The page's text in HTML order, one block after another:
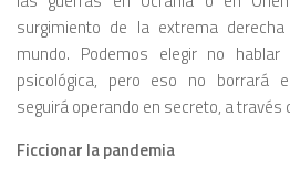
surgimiento de la extrema
mundo. Podemos elegir no
psicológica, pero eso no borrará
seguirá operando en secreto, a través
Ficcionar la pandemia